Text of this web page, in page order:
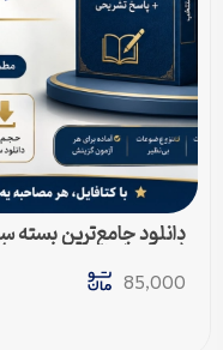
دانلود جامع‌ترین
85,000